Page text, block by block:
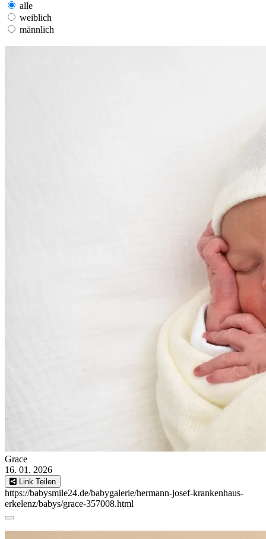
alle
weiblich
männlich
Grace
16. 01. 2026
Link Teilen
https://babysmile24.de/babygalerie/hermann-josef-krankenhaus-
erkelenz/babys/grace-357008.html